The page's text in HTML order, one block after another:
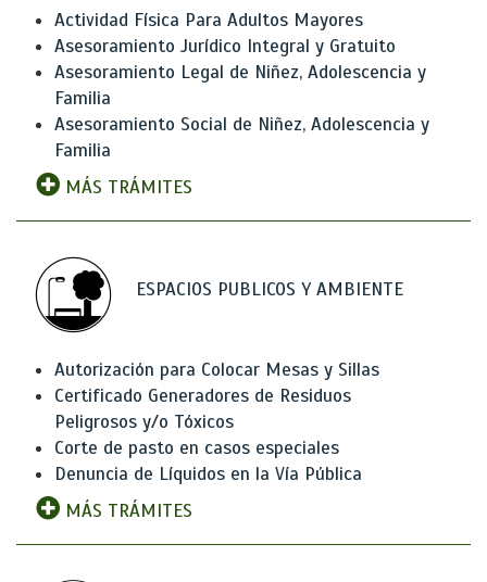
Actividad Física Para Adultos Mayores
Asesoramiento Jurídico Integral y Gratuito
Asesoramiento Legal de Niñez, Adolescencia y
Familia
Asesoramiento Social de Niñez, Adolescencia y
Familia
MÁS TRÁMITES
ESPACIOS PUBLICOS Y AMBIENTE
Autorización para Colocar Mesas y Sillas
Certificado Generadores de Residuos
Peligrosos y/o Tóxicos
Corte de pasto en casos especiales
Denuncia de Líquidos en la Vía Pública
MÁS TRÁMITES